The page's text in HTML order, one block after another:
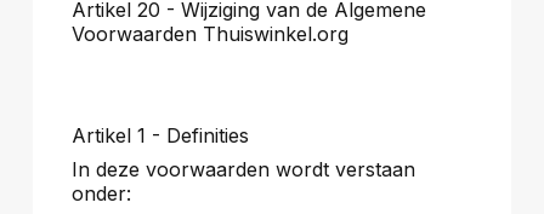
Artikel 20 - Wijziging van de Algemene
Voorwaarden Thuiswinkel.org
Artikel 1 - Definities
In deze voorwaarden wordt verstaan
onder: